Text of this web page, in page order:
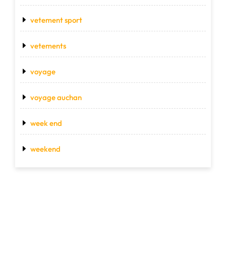
vetement sport
vetements
voyage
voyage auchan
week end
weekend